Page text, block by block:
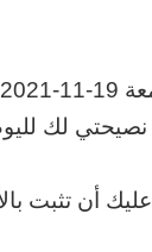
لك
عليك أن تثبت